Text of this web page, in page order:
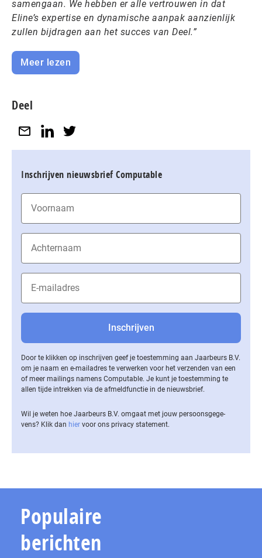
samengaan. We hebben er alle vertrouwen in dat
Eline’s expertise en dynamische aanpak aanzienlijk
zullen bijdragen aan het succes van Deel.”
Meer lezen
Deel
Inschrijven nieuwsbrief Computable
Door te klikken op inschrijven geef je toestemming aan Jaarbeurs B.V.
om je naam en e-mailadres te verwerken voor het verzenden van een
of meer mailings namens Computable. Je kunt je toestemming te
allen tijde intrekken via de af­meld­func­tie in de nieuwsbrief.
Wil je weten hoe Jaarbeurs B.V. omgaat met jouw per­soons­ge­ge­
vens? Klik dan hier voor ons privacy statement.
Populaire
berichten